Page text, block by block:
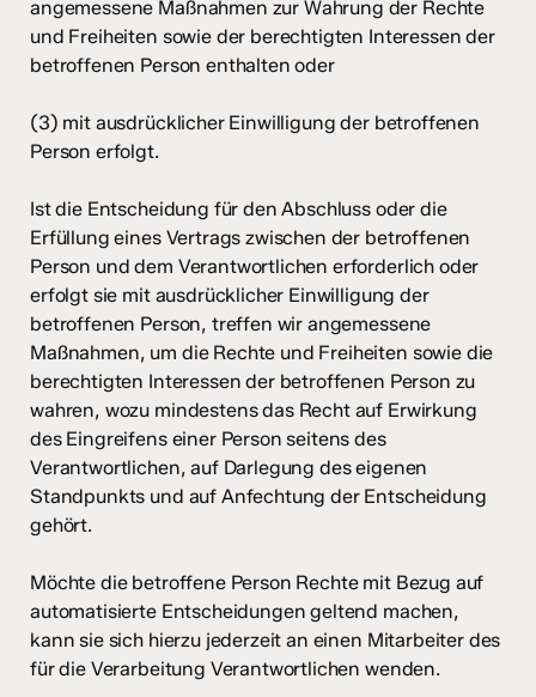
angemessene Maßnahmen zur Wahrung der Rechte
und Freiheiten sowie der berechtigten Interessen der
betroffenen Person enthalten oder
(3) mit ausdrücklicher Einwilligung der betroffenen
Person erfolgt.
Ist die Entscheidung für den Abschluss oder die
Erfüllung eines Vertrags zwischen der betroffenen
Person und dem Verantwortlichen erforderlich oder
erfolgt sie mit ausdrücklicher Einwilligung der
betroffenen Person, treffen wir angemessene
Maßnahmen, um die Rechte und Freiheiten sowie die
berechtigten Interessen der betroffenen Person zu
wahren, wozu mindestens das Recht auf Erwirkung
des Eingreifens einer Person seitens des
Verantwortlichen, auf Darlegung des eigenen
Standpunkts und auf Anfechtung der Entscheidung
gehört.
Möchte die betroffene Person Rechte mit Bezug auf
automatisierte Entscheidungen geltend machen,
kann sie sich hierzu jederzeit an einen Mitarbeiter des
für die Verarbeitung Verantwortlichen wenden.